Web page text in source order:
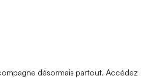
désormais partout. Accédez